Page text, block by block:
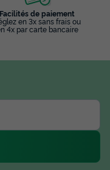
SOL
Réfrigérateur
SOL - 36m²- 2
Facilités de paiement
en 3x sans frais ou
4x par carte bancaire